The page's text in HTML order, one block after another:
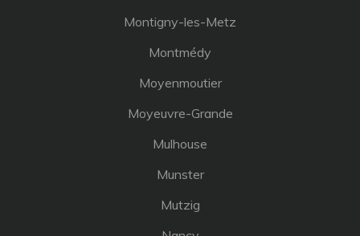
Montigny-les-Metz
Montmédy
Moyenmoutier
Moyeuvre-Grande
Mulhouse
Munster
Mutzig